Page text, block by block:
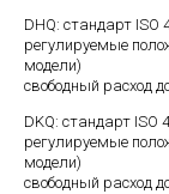
DHQ: стандарт ISO
регулируемые
модели)
свободный расход
DKQ: стандарт ISO
регулируемые
модели)
свободный расход